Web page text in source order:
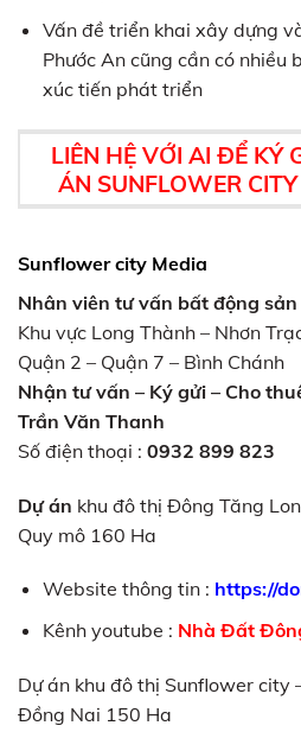
Vấn đề triển khai xây dựng
Phước An cũng cần có nhiều
xúc tiến phát triển
LIÊN HỆ VỚI AI ĐỂ KÝ
ÁN SUNFLOWER
Sunflower city Media
Nhân viên tư vấn bất động
Khu vực Long Thành – Nhơn
Quận 2 – Quận 7 – Bình Chánh
Nhận tư vấn – Ký gửi – Cho
Trần Văn Thanh
Số điện thoại : 0932 899 823
Dự án khu đô thị Đông Tăng
Quy mô 160 Ha
Website thông tin : https://
Kênh youtube : Nhà Đất
Dự án khu đô thị Sunflower city
Đồng Nai 150 Ha